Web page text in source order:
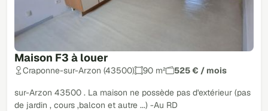
Maison F3 à louer
Craponne-sur-Arzon (43500) 90 m² 525 € / mois
sur-Arzon 43500 . La maison ne possède pas d'extérieur (pas
de jardin , cours ,balcon et autre ...) -Au RD